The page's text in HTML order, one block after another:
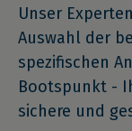
Unser
Auswahl der
spezifischen
Bootspunkt -
sichere und